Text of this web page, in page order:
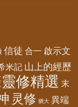
信徒 合一 啟示文
米記 山上的經歷
修精選 末
灵修 猶大 異端